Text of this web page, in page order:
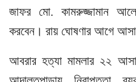
জাফর মো. কামরুজ্জামান
করবেন। রায় ঘোষণার আগে
আবরার হত্যা মামলার ২২